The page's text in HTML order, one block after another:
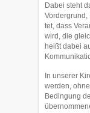
Dabei steht
tet, dass
wird, die
heißt dabei
In unserer
werden,
Bedingung